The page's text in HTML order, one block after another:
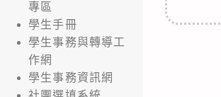
專區
學生手冊
學生事務與轉導工
作網
學生事務資訊網